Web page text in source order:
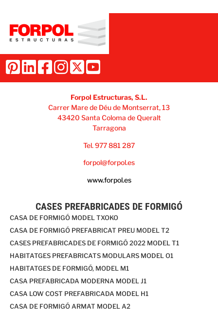
Forpol Estructuras, S.L.
Carrer Mare de Déu de Montserrat, 13
43420 Santa Coloma de Queralt
Tarragona
Tel. 977 881 287
forpol@forpol.es
www.forpol.es
CASES PREFABRICADES DE FORMIGÓ
CASA DE FORMIGÓ MODEL TXOKO
CASA DE FORMIGÓ PREFABRICAT PREU MODEL T2
CASES PREFABRICADES DE FORMIGÓ 2022 MODEL T1
HABITATGES PREFABRICATS MODULARS MODEL O1
HABITATGES DE FORMIGÓ, MODEL M1
CASA PREFABRICADA MODERNA MODEL J1
CASA LOW COST PREFABRICADA MODEL H1
CASA DE FORMIGÓ ARMAT MODEL A2